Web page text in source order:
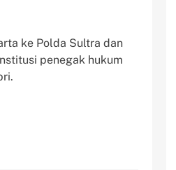
ke Polda Sultra dan
penegak hukum